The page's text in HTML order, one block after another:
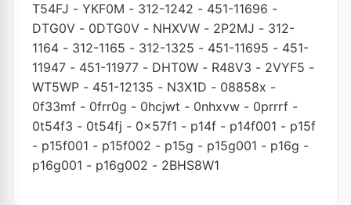
T54FJ - YKF0M - 312-1242 - 451-11696 -
DTG0V - 0DTG0V - NHXVW - 2P2MJ - 312-
1164 - 312-1165 - 312-1325 - 451-11695 - 451-
11947 - 451-11977 - DHT0W - R48V3 - 2VYF5 -
WT5WP - 451-12135 - N3X1D - 08858x -
0f33mf - 0frr0g - 0hcjwt - 0nhxvw - 0prrrf -
0t54f3 - 0t54fj - 0x57f1 - p14f - p14f001 - p15f
- p15f001 - p15f002 - p15g - p15g001 - p16g -
p16g001 - p16g002 - 2BHS8W1